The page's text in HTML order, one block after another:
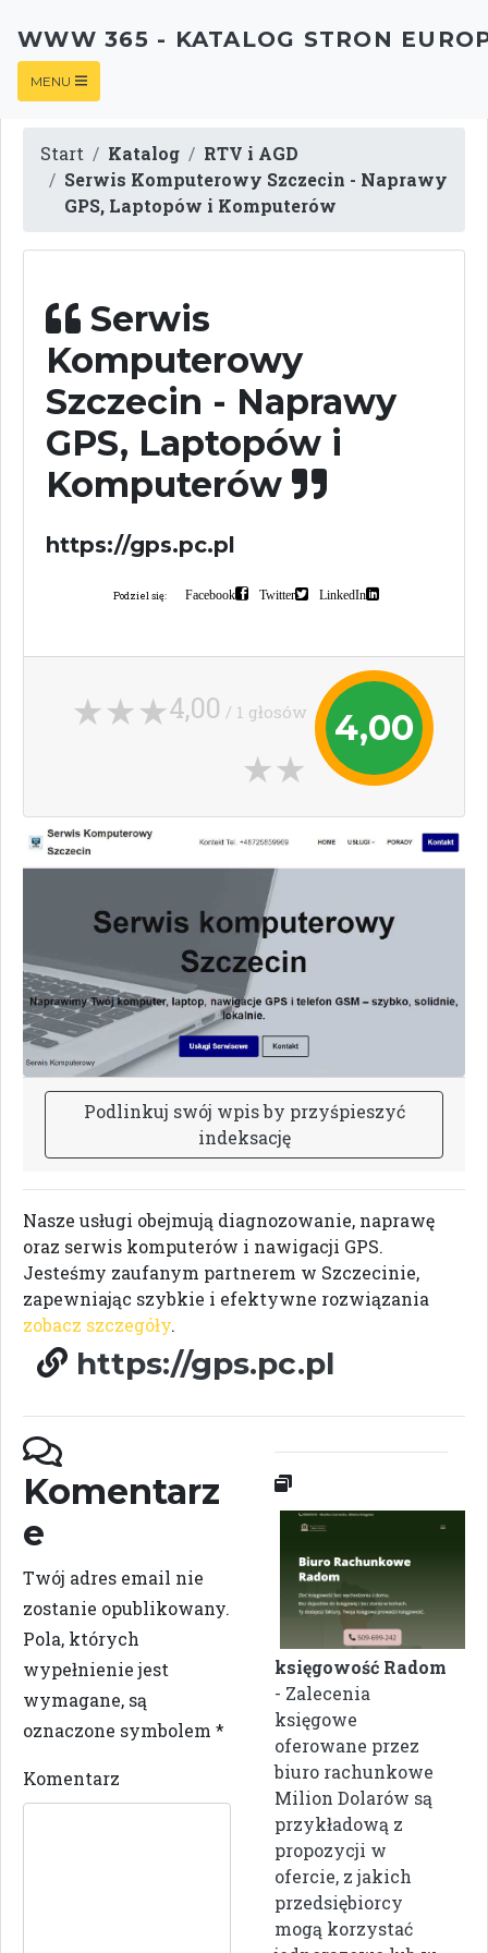
WWW 365 - KATALOG STRON
MENU
Start Katalog
RTV i AGD
Serwis Komputerowy Szczecin - Naprawy
GPS, Laptopów i Komputerów
Serwis
Komputerowy
Szczecin - Naprawy
GPS, Laptopów i
Komputerów
https://gps.pc.pl
Podziel się: Facebook Twitter LinkedIn
4,00
4,00 / 1 głosów
Podlinkuj swój wpisby przyśpieszyć
indeksację
Nasze usługi obejmują diagnozowanie, naprawę
oraz serwis komputerów i nawigacji GPS.
Jesteśmy zaufanym partnerem w Szczecinie,
zapewniając szybkie i efektywne rozwiązania
zobacz szczegóły.
https://gps.pc.pl
Komentarz
e
Twój adres email nie
zostanie opublikowany.
Pola, których
wypełnienie jest
wymagane, są
oznaczone symbolem *
Komentarz
księgowość Radom
- Zalecenia
księgowe
oferowane przez
biuro rachunkowe
Milion Dolarów są
przykładową z
propozycji w
ofercie, z jakich
przedsiębiorcy
mogą korzystać